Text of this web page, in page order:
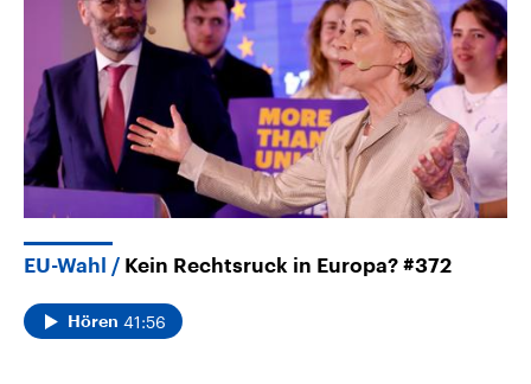
EU-Wahl Kein Rechtsruck in Europa? #372
Hören 41:56